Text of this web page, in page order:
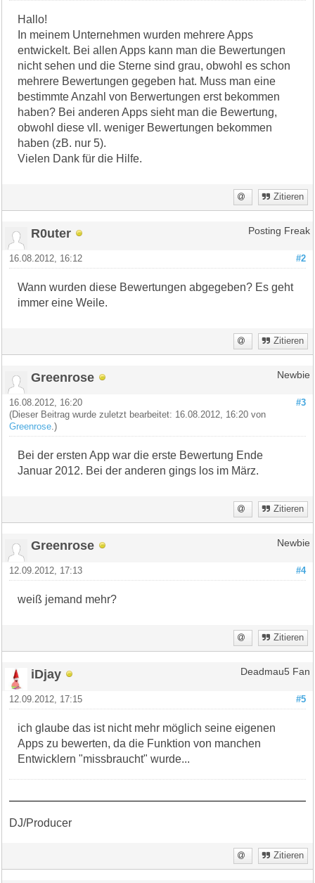
Hallo!
In meinem Unternehmen wurden mehrere Apps
entwickelt. Bei allen Apps kann man die Bewertungen
nicht sehen und die Sterne sind grau, obwohl es schon
mehrere Bewertungen gegeben hat. Muss man eine
bestimmte Anzahl von Berwertungen erst bekommen
haben? Bei anderen Apps sieht man die Bewertung,
obwohl diese vll. weniger Bewertungen bekommen
haben (zB. nur 5).
Vielen Dank für die Hilfe.
Zitieren
R0uter Posting Freak
#2
16.08.2012, 16:12
Wann wurden diese Bewertungen abgegeben? Es geht
immer eine Weile.
Zitieren
Greenrose Newbie
#3
16.08.2012, 16:20
(Dieser Beitrag wurde zuletzt bearbeitet: 16.08.2012, 16:20 von
Greenrose .)
Bei der ersten App war die erste Bewertung Ende
Januar 2012. Bei der anderen gings los im März.
Zitieren
Greenrose Newbie
#4
12.09.2012, 17:13
weiß jemand mehr?
Zitieren
iDjay Deadmau5 Fan
#5
12.09.2012, 17:15
ich glaube das ist nicht mehr möglich seine eigenen
Apps zu bewerten, da die Funktion von manchen
Entwicklern "missbraucht" wurde...
DJ/Producer
Zitieren